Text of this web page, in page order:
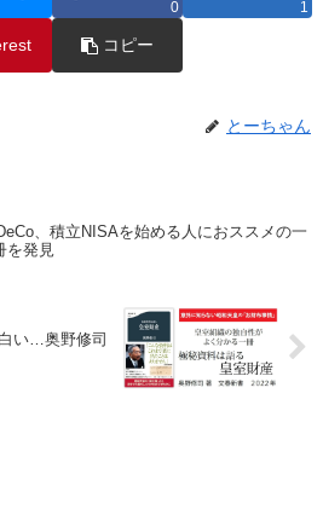
0 1
コピー
とーちゃん
、積立NISAを始める人におススメの一
を発見
い…奥野修司